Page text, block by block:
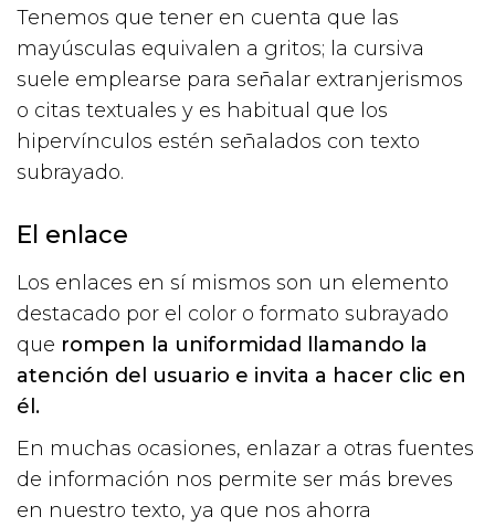
Tenemos que tener en cuenta que las
mayúsculas equivalen a gritos; la cursiva
suele emplearse para señalar extranjerismos
o citas textuales y es habitual que los
hipervínculos estén señalados con texto
subrayado.
El enlace
Los enlaces en sí mismos son un elemento
destacado por el color o formato subrayado
que rompen la uniformidad llamando la
atención del usuario e invita a hacer clic en
él.
En muchas ocasiones, enlazar a otras fuentes
de información nos permite ser más breves
en nuestro texto, ya que nos ahorra